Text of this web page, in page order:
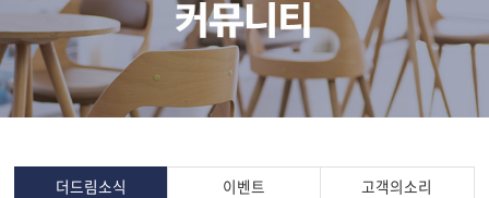
더드림소식 이벤트
고객의소리